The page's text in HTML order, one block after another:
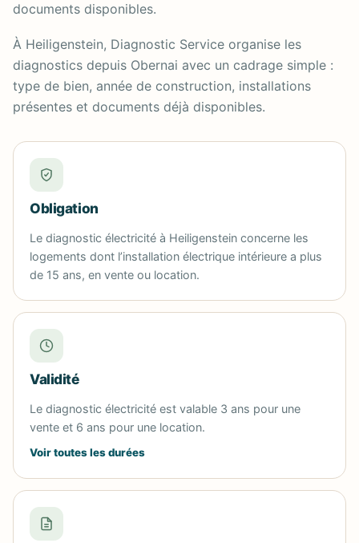
documents disponibles.
À Heiligenstein, Diagnostic Service organise les
diagnostics depuis Obernai avec un cadrage simple :
type de bien, année de construction, installations
présentes et documents déjà disponibles.
Obligation
Le diagnostic électricité à Heiligenstein concerne les
logements dont l’installation électrique intérieure a plus
de 15 ans, en vente ou location.
Validité
Le diagnostic électricité est valable 3 ans pour une
vente et 6 ans pour une location.
Voir toutes les durées